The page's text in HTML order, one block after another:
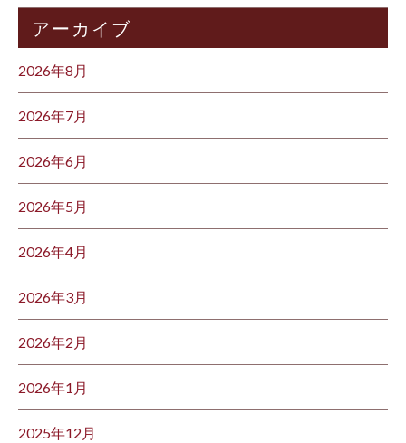
アーカイブ
2026年8月
2026年7月
2026年6月
2026年5月
2026年4月
2026年3月
2026年2月
2026年1月
2025年12月